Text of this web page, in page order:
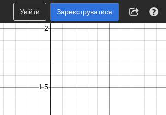
Увійти Зареєструватися